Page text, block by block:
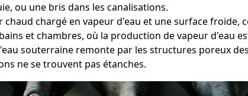
ou une bris dans les canalisations.
chargé en vapeur d'eau et une surface froide,
et chambres, où la production de vapeur d'eau
souterraine remonte par les structures poreux
ne se trouvent pas étanches.